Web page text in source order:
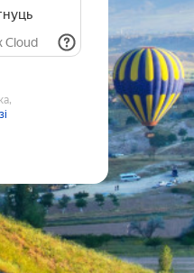
Cloud